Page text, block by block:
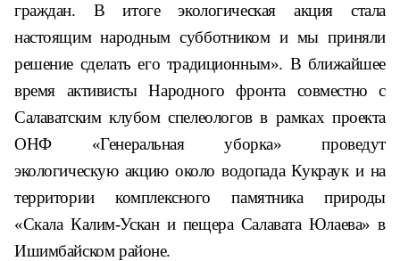
граждан. В итоге экологическая акция стала
настоящим народным субботником и мы приняли
решение сделать его традиционным». В ближайшее
время активисты Народного фронта совместно с
Салаватским клубом спелеологов в рамках проекта
ОНФ «Генеральная уборка» проведут
экологическую акцию около водопада Кукраук и на
территории комплексного памятника природы
«Скала Калим-Ускан и пещера Салавата Юлаева» в
Ишимбайском районе.